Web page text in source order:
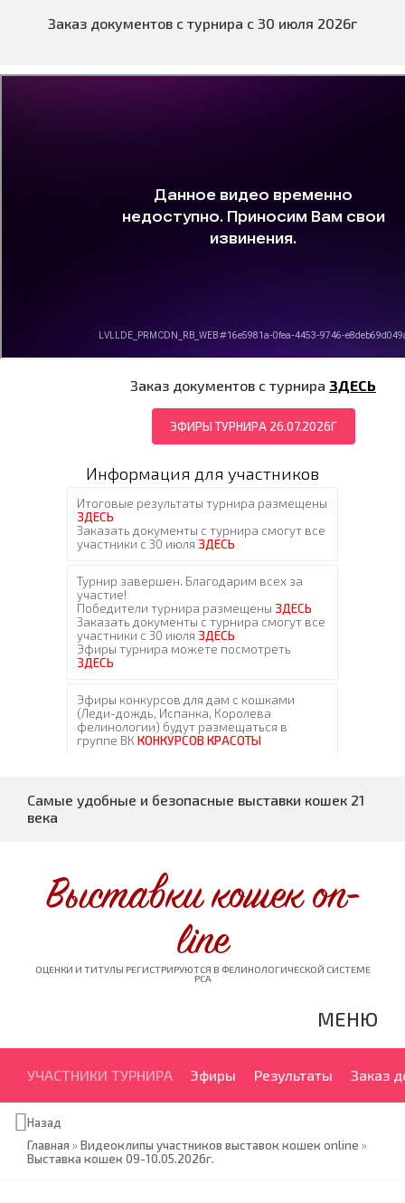
Заказ документов с турнира с 30 июля 2026г
Заказ документов с турнира ЗДЕСЬ
ЭФИРЫ ТУРНИРА 26.07.2026Г
Информация для участников
Самые удобные и безопасные выставки кошек 21
века
Выставки кошек on-
line
ОЦЕНКИ И ТИТУЛЫ РЕГИСТРИРУЮТСЯ В ФЕЛИНОЛОГИЧЕСКОЙ СИСТЕМЕ
PCA
МЕНЮ
УЧАСТНИКИ ТУРНИРА Эфиры Результаты Заказ
Назад
Главная »Видеоклипы участников выставок кошек online »
Выставка кошек 09-10.05.2026г.